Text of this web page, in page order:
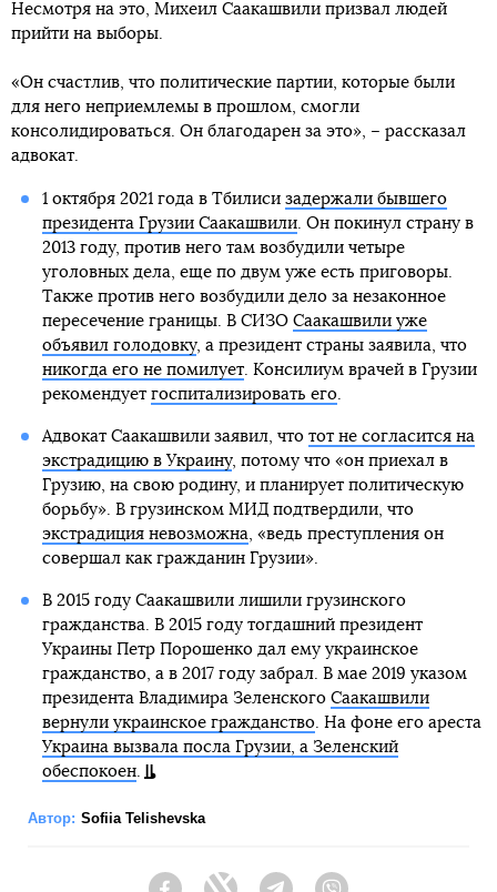
Несмотря на это, Михеил Саакашвили призвал людей
прийти на выборы.
«Он счастлив, что политические партии, которые были
для него неприемлемы в прошлом, смогли
консолидироваться. Он благодарен за это», – рассказал
адвокат.
1 октября 2021 года в Тбилиси задержали бывшего
президента Грузии Саакашвили. Он покинул страну в
2013 году, против него там возбудили четыре
уголовных дела, еще по двум уже есть приговоры.
Также против него возбудили дело за незаконное
пересечение границы. В СИЗО Саакашвили уже
объявил голодовку, а президент страны заявила, что
никогда его не помилует. Консилиум врачей в Грузии
рекомендует госпитализировать его.
Адвокат Саакашвили заявил, что тот не согласится на
экстрадицию в Украину, потому что «он приехал в
Грузию, на свою родину, и планирует политическую
борьбу». В грузинском МИД подтвердили, что
экстрадиция невозможна, «ведь преступления он
совершал как гражданин Грузии».
В 2015 году Саакашвили лишили грузинского
гражданства. В 2015 году тогдашний президент
Украины Петр Порошенко дал ему украинское
гражданство, а в 2017 году забрал. В мае 2019 указом
президента Владимира Зеленского Саакашвили
вернули украинское гражданство. На фоне его ареста
Украина вызвала посла Грузии, а Зеленский
обеспокоен.
Автор: Sofiia Telishevska